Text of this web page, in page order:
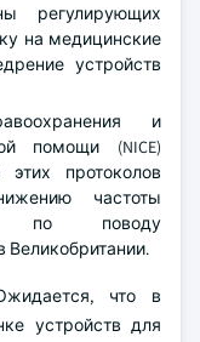
регулирующих
на медицинские
устройств
и
помощи (NICE)
протоколов
частоты
по поводу
Великобритании.
что в
устройств для